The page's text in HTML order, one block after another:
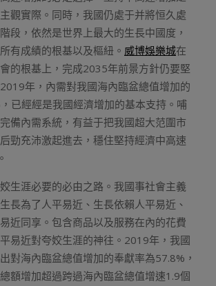
觀實際。同時，我國仍處于并將恒久處
段，依然是世界上最大的生長中國度，
有成績的根基以及樞紐。 威博娛樂城在
的根基上，完成2035年前景方針仍要堅
年，內需對我國海內臨盆總值增加的
已經經是我國經濟增加的基本支持。哺
備內需系統，有益于把我國超大范圍市
勁充沛激起進去，穩住堅持經濟中高速
生涯必要的必由之路。我國事社會主義
長為了人平易近、生長依賴人平易近、
近同享。包含商品以及服務在內的花費
易近對夸姣生涯的神往。2019年，我國
對海內臨盆總值增加的奉獻率為57.8%，
額增加超過跨過海內臨盆總值增速1.9個